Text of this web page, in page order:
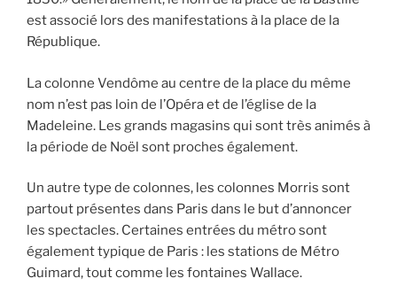
est associé lors des manifestations à la place de la
République.
La colonne Vendôme au centre de la place du même
nom n’est pas loin de l’Opéra et de l’église de la
Madeleine. Les grands magasins qui sont très animés à
la période de Noël sont proches également.
Un autre type de colonnes, les colonnes Morris sont
partout présentes dans Paris dans le but d’annoncer
les spectacles. Certaines entrées du métro sont
également typique de Paris : les stations de Métro
Guimard, tout comme les fontaines Wallace.